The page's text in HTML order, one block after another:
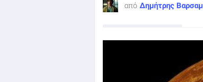
από Δημήτρης